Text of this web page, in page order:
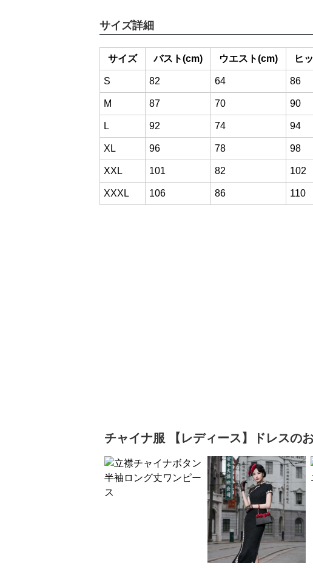
サイズ詳細
サイズ バスト(cm) ウエスト(cm) ヒ
S 82 64 86
M 87 70 90
L 92 74 94
XL 96 78 98
XXL 101 82 102
XXXL 106 86 110
チャイナ服 【レディース】ドレスの